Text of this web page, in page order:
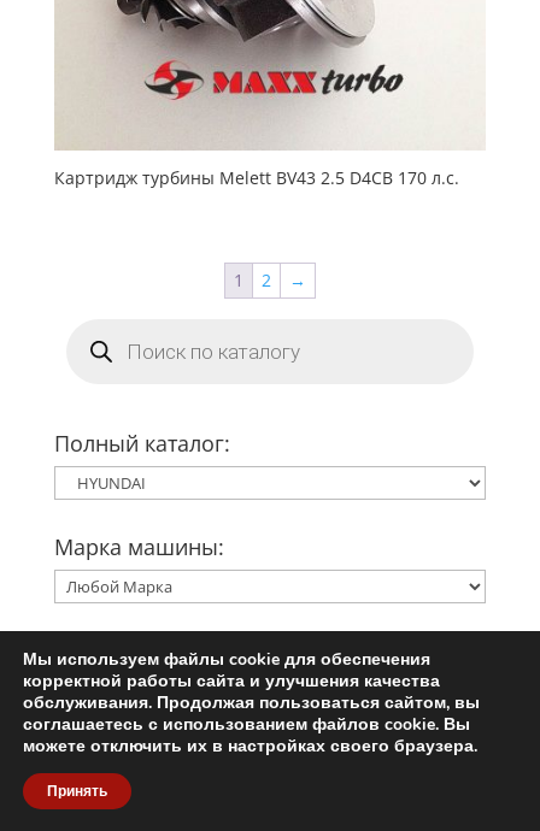
Картридж турбины Melett BV43 2.5 D4CB 170 л.с.
1 2
→
товаров
Полный каталог:
Марка машины:
Модель машины:
Двигатель:
Мы используем файлы cookie для обеспечения
корректной работы сайта и улучшения качества
обслуживания. Продолжая пользоваться сайтом, вы
соглашаетесь с использованием файлов cookie. Вы
можете отключить их в настройках своего браузера.
Принять